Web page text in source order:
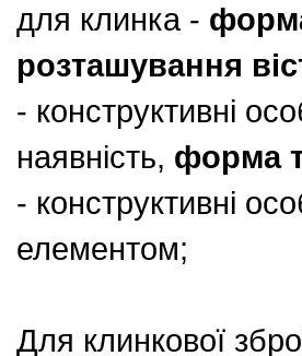
для клинка -
розташування
- конструктивні
наявність, форма
- конструктивні
елементом;
Для клинкової